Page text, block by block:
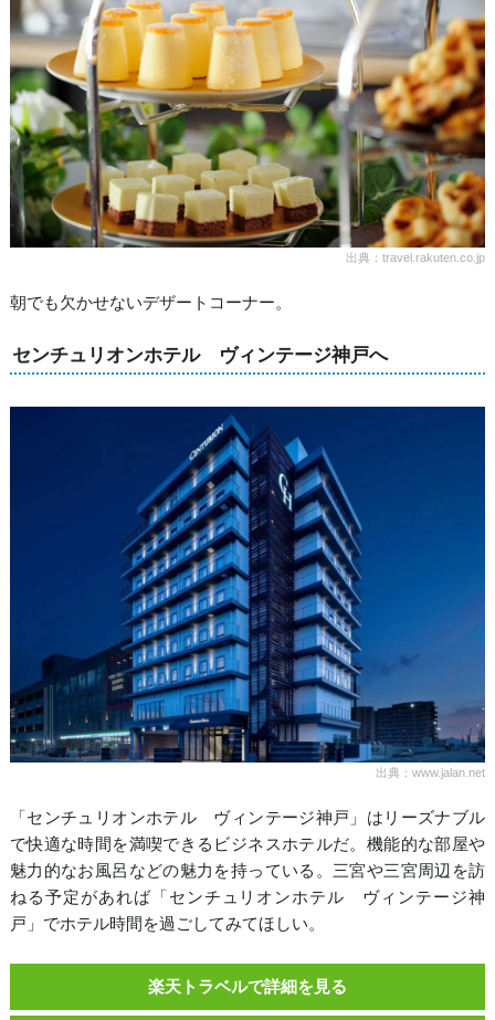
出典：travel.rakuten.co.jp
朝でも欠かせないデザートコーナー。
センチュリオンホテル ヴィンテージ神戸へ
出典：www.jalan.net
「センチュリオンホテル ヴィンテージ神戸」はリーズナブル
で快適な時間を満喫できるビジネスホテルだ。機能的な部屋や
魅力的なお風呂などの魅力を持っている。三宮や三宮周辺を訪
ねる予定があれば「センチュリオンホテル ヴィンテージ神
戸」でホテル時間を過ごしてみてほしい。
楽天トラベルで詳細を見る